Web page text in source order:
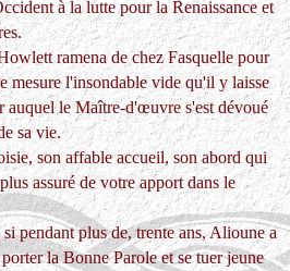
à la lutte pour la Renaissance et
ramena de chez Fasquelle pour
mesure l'insondable vide qu'il y laisse
auquel le Maître-d'œuvre s'est dévoué
sa vie.
son affable accueil, son abord qui
assuré de votre apport dans le
pendant plus de, trente ans, Alioune a
la Bonne Parole et se tuer jeune